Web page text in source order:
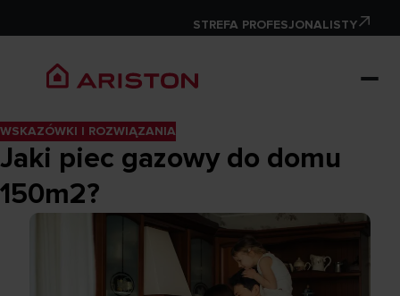
STREFA PROFESJONALISTY
WSKAZÓWKI I ROZWIĄZANIA
Jaki piec gazowy do domu
150m2?